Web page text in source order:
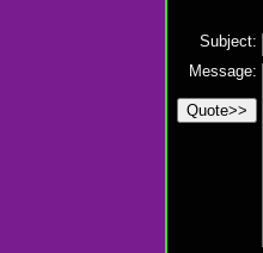
Subject:
Message: